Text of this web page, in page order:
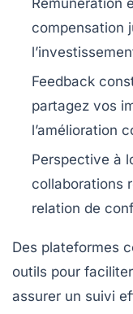
Rémunération
compensation
Feedback
partagez vos
l’amélioration
Perspective à
collaborations
relation de
Des plateformes
outils pour
assurer un suivi